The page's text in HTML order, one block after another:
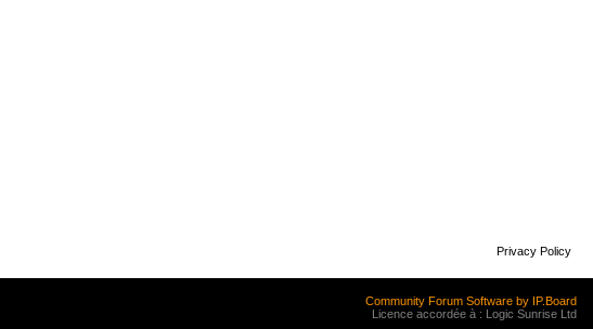
Privacy Policy
Community Forum Software by IP.Board
Licence accordée à : Logic Sunrise Ltd